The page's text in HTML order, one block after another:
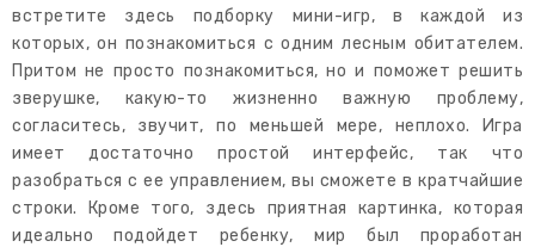
встретите здесь подборку мини-игр, в каждой из
которых, он познакомиться с одним лесным обитателем.
Притом не просто познакомиться, но и поможет решить
зверушке, какую-то жизненно важную проблему,
согласитесь, звучит, по меньшей мере, неплохо. Игра
имеет достаточно простой интерфейс, так что
разобраться с ее управлением, вы сможете в кратчайшие
строки. Кроме того, здесь приятная картинка, которая
идеально подойдет ребенку, мир был проработан